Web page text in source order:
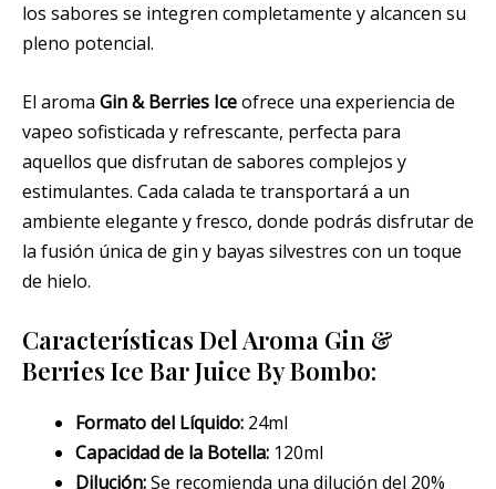
los sabores se integren completamente y alcancen su
pleno potencial.
El aroma Gin & Berries Iceofrece una experiencia de
vapeo sofisticada y refrescante, perfecta para
aquellos que disfrutan de sabores complejos y
estimulantes. Cada calada te transportará a un
ambiente elegante y fresco, donde podrás disfrutar de
la fusión única de gin y bayas silvestres con un toque
de hielo.
Características Del Aroma Gin &
Berries Ice Bar Juice By Bombo:
Formato del Líquido: 24ml
Capacidad de la Botella: 120ml
Dilución:Se recomienda una dilución del 20%